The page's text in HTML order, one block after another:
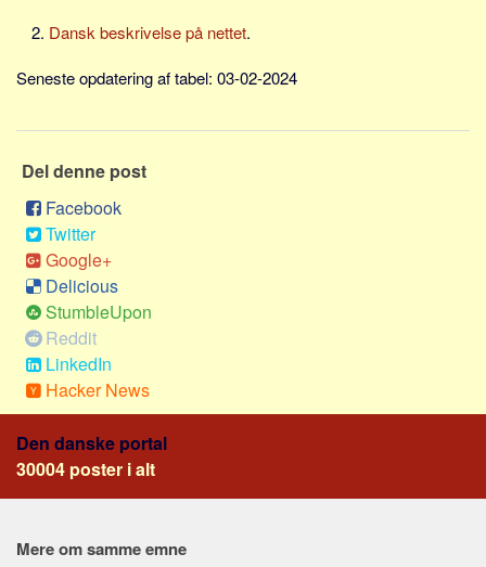
Emner
Personer
Webstedet
Forhistorien
Redigering
Tekstannoncer
Bannere
Dansk beskrivelse på nettet.
Seneste opdatering af tabel: 03-02-2024
Del denne post
Facebook
Twitter
Google+
Delicious
StumbleUpon
Reddit
LinkedIn
Hacker News
Den danske portal
30004 poster i alt
Mere om samme emne